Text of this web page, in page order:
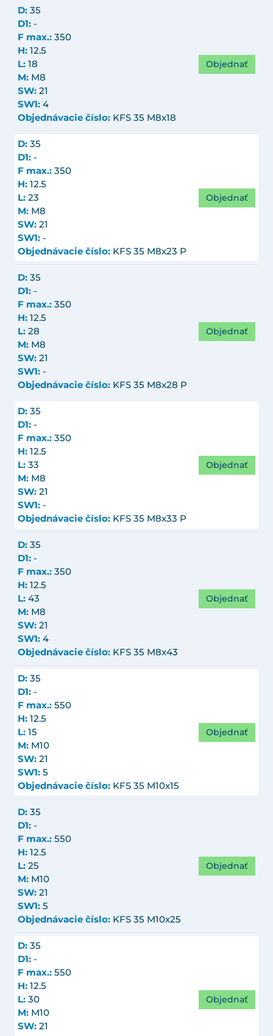
D: 35
D1: -
F max.: 350
H: 12.5
L: 18
M: M8
SW: 21
SW1: 4
Objednávacie číslo: KFS 35 M8x18
Objednať
D: 35
D1: -
F max.: 350
H: 12.5
L: 23
M: M8
SW: 21
SW1: -
Objednávacie číslo: KFS 35 M8x23 P
Objednať
D: 35
D1: -
F max.: 350
H: 12.5
L: 28
M: M8
SW: 21
SW1: -
Objednávacie číslo: KFS 35 M8x28 P
Objednať
D: 35
D1: -
F max.: 350
H: 12.5
L: 33
M: M8
SW: 21
SW1: -
Objednávacie číslo: KFS 35 M8x33 P
Objednať
D: 35
D1: -
F max.: 350
H: 12.5
L: 43
M: M8
SW: 21
SW1: 4
Objednávacie číslo: KFS 35 M8x43
Objednať
D: 35
D1: -
F max.: 550
H: 12.5
L: 15
M: M10
SW: 21
SW1: 5
Objednávacie číslo: KFS 35 M10x15
Objednať
D: 35
D1: -
F max.: 550
H: 12.5
L: 25
M: M10
SW: 21
SW1: 5
Objednávacie číslo: KFS 35 M10x25
Objednať
D: 35
D1: -
F max.: 550
H: 12.5
L: 30
M: M10
SW: 21
Objednať